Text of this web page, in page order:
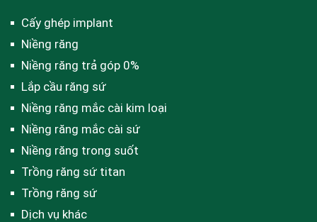
Cấy ghép implant
Niềng răng
Niềng răng trả góp 0%
Lắp cầu răng sứ
Niềng răng mắc cài kim loại
Niềng răng mắc cài sứ
Niềng răng trong suốt
Trồng răng sứ titan
Trồng răng sứ
Dịch vụ khác